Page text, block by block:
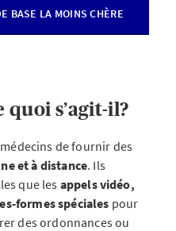
BASE LA MOINS CHÈRE
quoi s’agit-il?
de fournir des
et à distance. Ils
que les appels vidéo,
formes spéciales pour
des ordonnances ou